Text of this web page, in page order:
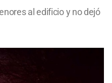
al edificio y no dejó